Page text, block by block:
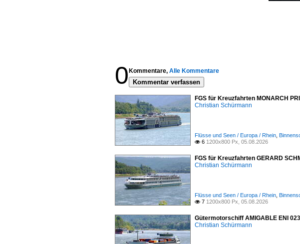
0 Kommentare, Alle Kommentare
Kommentar verfassen
FGS für Kreuzfahrten MONARCH
Christian Schürmann
Flüsse und Seen / Europa / Rhein
 6 1200x800 Px, 05.08.2026
FGS für Kreuzfahrten GERARD
Christian Schürmann
Flüsse und Seen / Europa / Rhein
 7 1200x800 Px, 05.08.2026
Gütermotorschiff AMIGABLE ENI
Christian Schürmann